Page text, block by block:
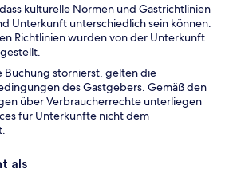
kulturelle Normen und Gastrichtlinien
Unterkunft unterschiedlich sein können.
Richtlinien wurden von der Unterkunft
Buchung stornierst, gelten die
des Gastgebers. Gemäß den
über Verbraucherrechte unterliegen
für Unterkünfte nicht dem
als